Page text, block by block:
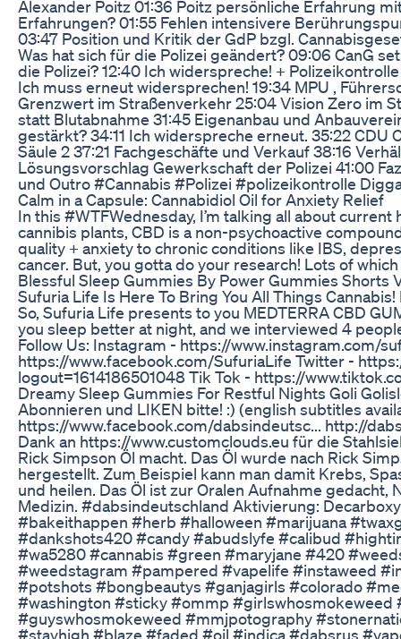
Alexander Poitz 01:36 Poitz persönliche Erfahrung
Erfahrungen? 01:55 Fehlen intensivere
03:47 Position und Kritik der GdP bzgl.
Was hat sich für die Polizei geändert? 09:06 CanG
die Polizei? 12:40 Ich widerspreche! +
Ich muss erneut widersprechen! 19:34 MPU ,
Grenzwert im Straßenverkehr 25:04 Vision Zero im
statt Blutabnahme 31:45 Eigenanbau und
gestärkt? 34:11 Ich widerspreche erneut. 35:22 CDU
Säule 2 37:21 Fachgeschäfte und Verkauf 38:16
Lösungsvorschlag Gewerkschaft der Polizei 41:00
und Outro #Cannabis #Polizei #polizeikontrolle
Calm in a Capsule: Cannabidiol Oil for Anxiety Relief
In this #WTFWednesday, I’m talking all about
cannibis plants, CBD is a non-psychoactive
quality + anxiety to chronic conditions like IBS,
cancer. But, you gotta do your research! Lots of
Blessful Sleep Gummies By Power Gummies Shorts
Sufuria Life Is Here To Bring You All Things
So, Sufuria Life presents to you MEDTERRA CBD
you sleep better at night, and we interviewed 4
Follow Us: Instagram - https://www.instagram.com/
https://www.facebook.com/SufuriaLife Twitter -
logout=1614186501048 Tik Tok - https://
Dreamy Sleep Gummies For Restful Nights Goli
Abonnieren und LIKEN bitte! :) (english subtitles
https://www.facebook.com/dabsindeutsc... http://
Dank an https://www.customclouds.eu für die
Rick Simpson Öl macht. Das Öl wurde nach Rick
hergestellt. Zum Beispiel kann man damit Krebs,
und heilen. Das Öl ist zur Oralen Aufnahme gedacht,
Medizin. #dabsindeutschland Aktivierung:
#bakeithappen #herb #halloween #marijuana
#dankshots420 #candy #abudslyfe #calibud
#wa5280 #cannabis #green #maryjane #420
#weedstagram #pampered #vapelife #instaweed
#potshots #bongbeautys #ganjagirls #colorado
#washington #sticky #ommp
#guyswhosmokeweed #mmjpotography
#stayhigh #blaze #faded #oil #indica #dabsrus